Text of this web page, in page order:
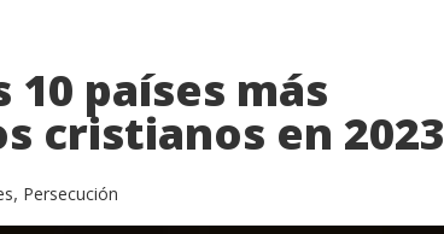
10 países más
cristianos en 2023
, Persecución